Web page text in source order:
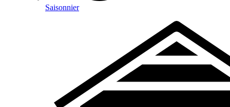
Saisonnier